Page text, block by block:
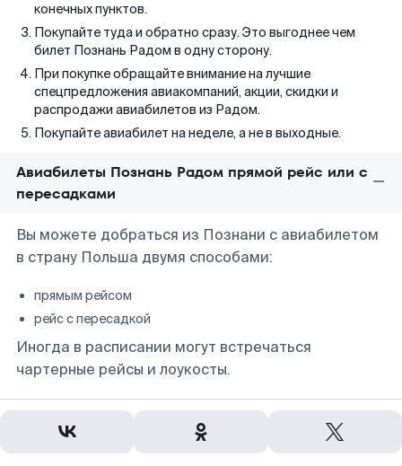
конечных пунктов.
Покупайте туда и обратно сразу. Это выгоднее чем
билет Познань Радом в одну сторону.
При покупке обращайте внимание на лучшие
спецпредложения авиакомпаний, акции, скидки и
распродажи авиабилетов из Радом.
Покупайте авиабилет на неделе, а не в выходные.
Авиабилеты Познань Радом прямой рейс или с
пересадками
Вы можете добраться из Познани с авиабилетом
в страну Польша двумя способами:
прямым рейсом
рейс с пересадкой
Иногда в расписании могут встречаться
чартерные рейсы и лоукосты.